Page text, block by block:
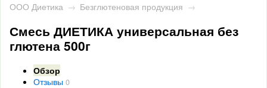
ООО Диетика → Безглютеновая продукция →
Смесь ДИЕТИКА универсальная без
глютена 500г
Обзор
Отзывы 0